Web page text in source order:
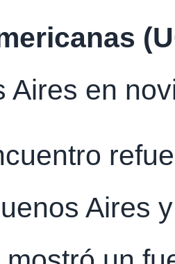
Aires en
Aires